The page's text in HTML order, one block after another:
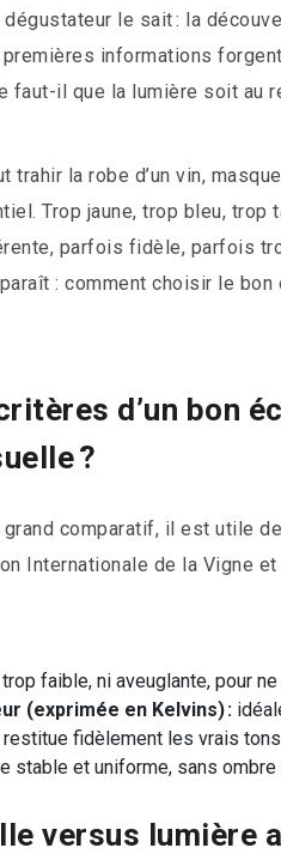
le sait : la
informations
faut-il que la lumière soit au
trahir la robe d’un vin,
Trop jaune, trop bleu, trop
parfois fidèle, parfois
: comment choisir le
d’un bon
?
comparatif, il est utile
Internationale de la Vigne
faible, ni aveuglante, pour
(exprimée en Kelvins) :
restitue fidèlement les vrais
stable et uniforme, sans
versus lumière